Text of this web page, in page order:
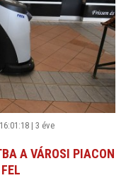
| 3 éve
A VÁROSI PIACON